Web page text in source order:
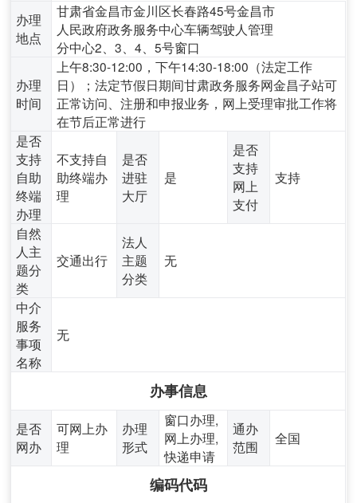
办理
地点
甘肃省金昌市金川区长春路45号金昌市
人民政府政务服务中心车辆驾驶人管理
分中心2、3、4、5号窗口
办理
时间
上午8:30-12:00，下午14:30-18:00（法定工作
日）；法定节假日期间甘肃政务服务网金昌子站可
正常访问、注册和申报业务，网上受理审批工作将
在节后正常进行
是否
支持
自助
终端
办理
不支持自
助终端办
理
是否
进驻
大厅
是
是否
支持
网上
支付
支持
自然
人主
题分
类
交通出行
法人
主题
分类
无
中介
服务
事项
名称
无
办事信息
是否
网办
可网上办
理
办理
形式
窗口办理,
网上办理,
快递申请
通办
范围
全国
编码代码